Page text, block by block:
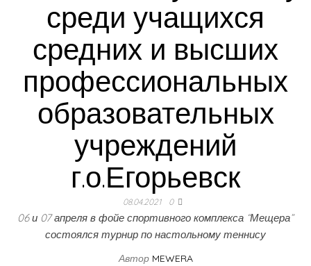
среди учащихся
средних и высших
профессиональных
образовательных
учреждений
г.о.Егорьевск
08.04.2021 0
06 и 07 апреля в фойе спортивного комплекса “Мещера”
состоялся турнир по настольному теннису
Автор MEWERA